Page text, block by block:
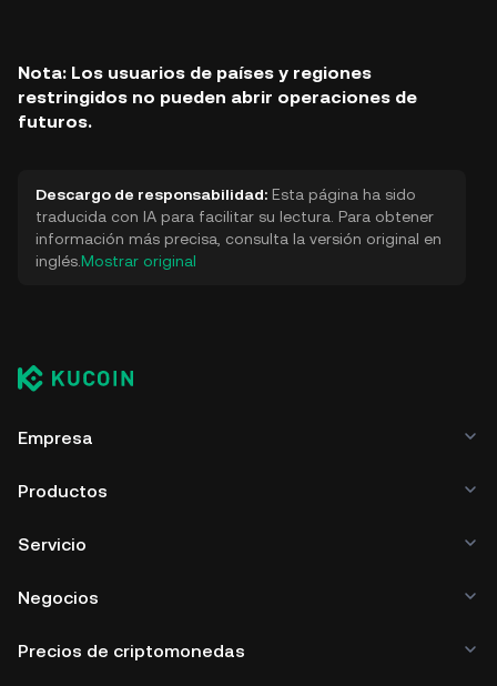
Nota: Los usuarios de países y regiones
restringidos no pueden abrir operaciones de
futuros.
Descargo de responsabilidad: Esta página ha sido
traducida con IA para facilitar su lectura. Para obtener
información más precisa, consulta la versión original en
inglés.Mostrar original
Empresa
Productos
Servicio
Negocios
Precios de criptomonedas